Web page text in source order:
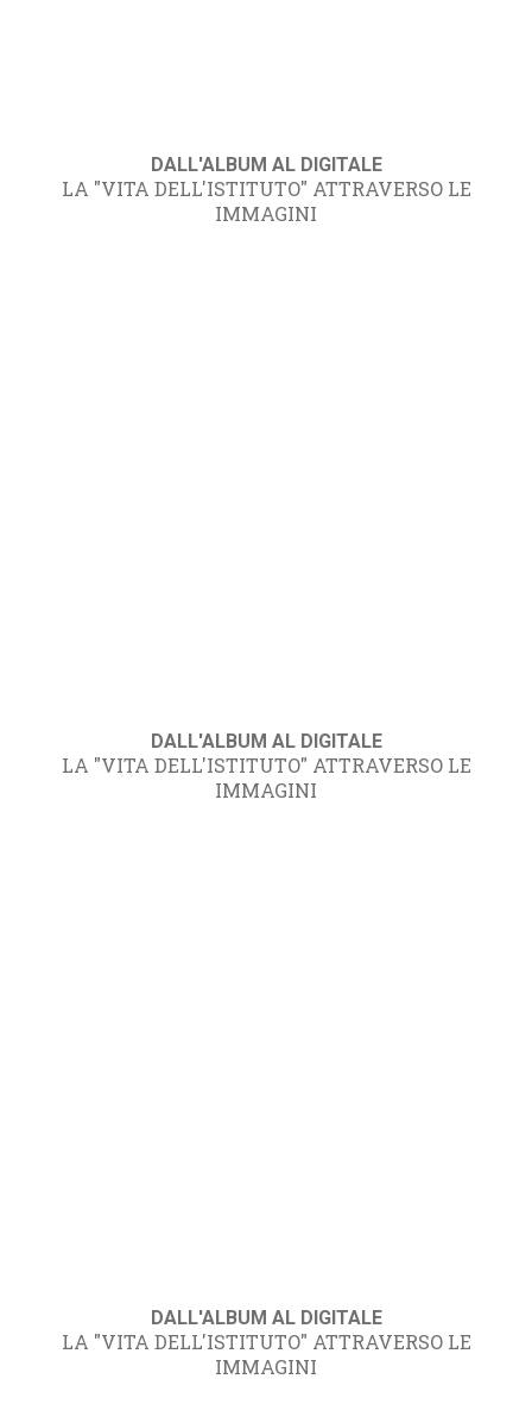
DALL'ALBUM AL DIGITALE
LA "VITA DELL'ISTITUTO" ATTRAVERSO LE
IMMAGINI
DALL'ALBUM AL DIGITALE
LA "VITA DELL'ISTITUTO" ATTRAVERSO LE
IMMAGINI
DALL'ALBUM AL DIGITALE
LA "VITA DELL'ISTITUTO" ATTRAVERSO LE
IMMAGINI